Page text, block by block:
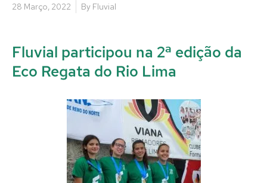
28 Março, 2022 By Fluvial
Fluvial participou na 2ª edição da
Eco Regata do Rio Lima